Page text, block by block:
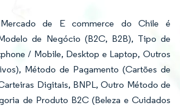
de E commerce do Chile é
de Negócio (B2C, B2B), Tipo de
/ Mobile, Desktop e Laptop, Outros
Método de Pagamento (Cartões de
Digitais, BNPL, Outro Método de
de Produto B2C (Beleza e Cuidados